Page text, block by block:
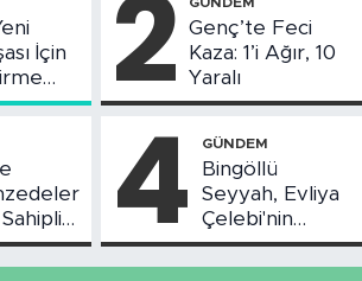
İçin
2
Genç’te Feci
Kaza: 1’i Ağır, 10
Yaralı
4 GÜNDEM
Bingöllü
Seyyah, Evliya
Çelebi'nin
Bahsettiği
Bingöl'deki O